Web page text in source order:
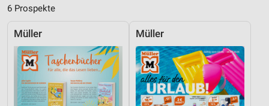
6 Prospekte
Müller Müller
Verwendung genauer Standortdaten
Geräte anhand von aktiv angeforderten
Informationen identifizieren
Nicht-IAB-Verarbeitungszwecke:
Notwendig